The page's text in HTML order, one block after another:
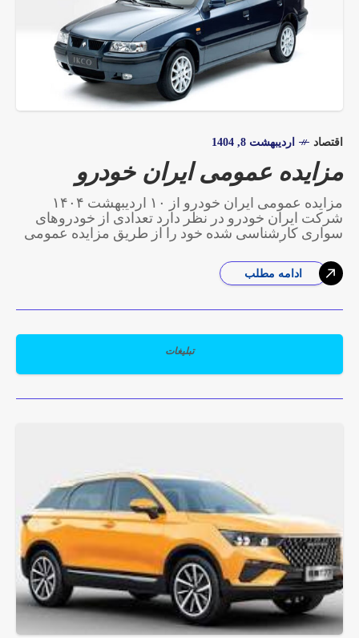
اقتصاد اردیبهشت 8, 1404
مزایده عمومی ایران خودرو
مزایده عمومی ایران خودرو از ۱۰ اردیبهشت ۱۴۰۴
شرکت ایران خودرو در نظر دارد تعدادی از خودروهای
سواری کارشناسی شده خود را از طریق مزایده عمومی
ادامه مطلب
تبلیغات